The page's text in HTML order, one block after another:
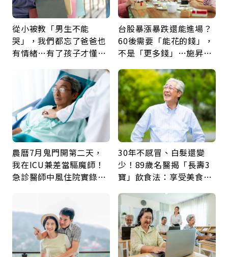
從小被教「男生不能
哭」，我們都忘了爸爸也
有情緒…有了孩子才懂：
台股暴漲暴跌還能進場？
60後需要「能花的錢」，
不是「更多錢」…施昇
票
農曆7月鬼門開第二天，
我在ICU兼差當驅魔師！
急診醫師中風住院實錄：
30年不感冒、白髮還變
少！89歲名醫揭「長壽3
寶」飲食法：享受美食不